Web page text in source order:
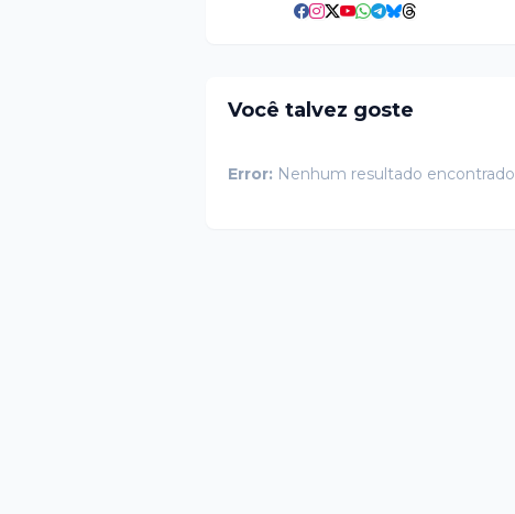
Você talvez goste
Error: Nenhum resultado encontrado